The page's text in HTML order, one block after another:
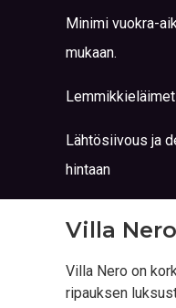
Minimi vuokra-
mukaan.
Lähtösiivous ja
hintaan
Villa Nero
Villa Nero on
ripauksen